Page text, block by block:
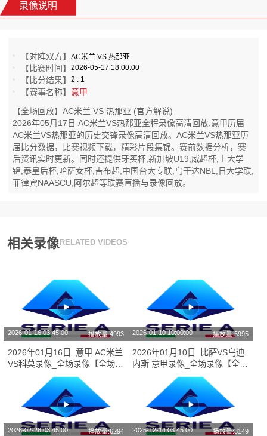
录像说明
【对阵双方】AC米兰 VS 热那亚
【比赛时间】2026-05-17 18:00:00
【比分结果】2 : 1
【赛事名称】 意甲
【全场回放】AC米兰 VS 热那亚 (官方解说)
2026年05月17日 AC米兰VS热那亚全程录像高清回放,意甲历届
AC米兰VS热那亚的历史交锋录像高清回放。AC米兰VS热那亚历
届比分数据，比赛视频下载，精彩片段集锦。赛前数据分析，赛
后资讯实时更新。同时还提供牙买杯,新加坡U19,威超杯,土大学
锦,泰皇后杯,哈萨女杯,吉布超,中国台大专联,乌干达NBL,日大学联,
菲律宾NAASCU,阿尔超等联赛直播与录像回放。
相关录像 RELATED VIDEOS
2026-01-16 03:45:00 播放量:4993
2026年01月16日_意甲 AC米兰
VS科莫录像_全场录像【全场回
2026-01-10 10:00:00 播放量:5995
2026年01月10日_比萨VS乌迪
内斯 意甲录像_全场录像【全场
2026-02-28 03:45:00 播放量:6294 2025-12-14 03:45:00 播放量:3149